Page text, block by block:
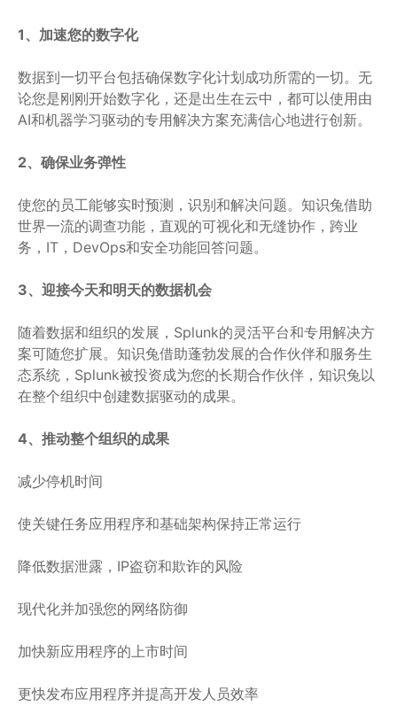
1、加速您的数字化
数据到一切平台包括确保数字化计划成功所需的一切。无
论您是刚刚开始数字化，还是出生在云中，都可以使用由
AI和机器学习驱动的专用解决方案充满信心地进行创新。
2、确保业务弹性
使您的员工能够实时预测，识别和解决问题。知识兔借助
世界一流的调查功能，直观的可视化和无缝协作，跨业
务，IT，DevOps和安全功能回答问题。
3、迎接今天和明天的数据机会
随着数据和组织的发展，Splunk的灵活平台和专用解决方
案可随您扩展。知识兔借助蓬勃发展的合作伙伴和服务生
态系统，Splunk被投资成为您的长期合作伙伴，知识兔以
在整个组织中创建数据驱动的成果。
4、推动整个组织的成果
减少停机时间
使关键任务应用程序和基础架构保持正常运行
降低数据泄露，IP盗窃和欺诈的风险
现代化并加强您的网络防御
加快新应用程序的上市时间
更快发布应用程序并提高开发人员效率